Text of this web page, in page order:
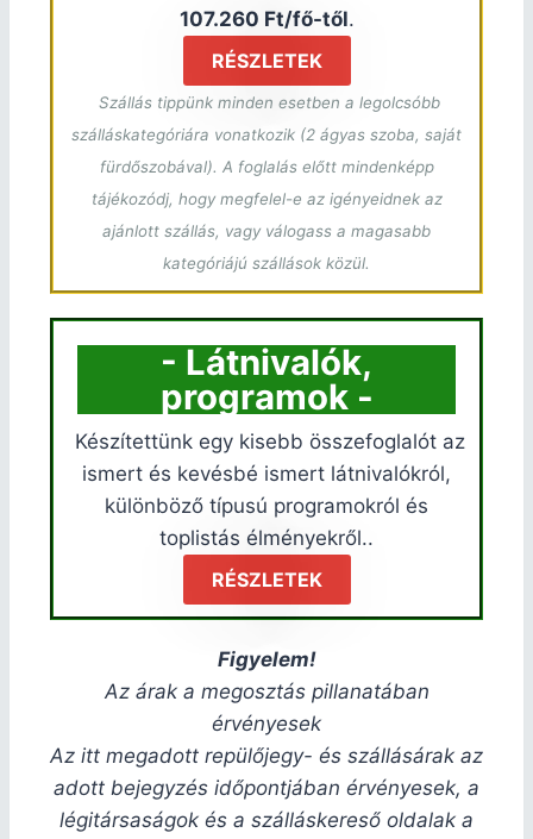
107.260 Ft/fő-től.
RÉSZLETEK
Szállás tippünk minden esetben a legolcsóbb
szálláskategóriára vonatkozik (2 ágyas szoba, saját
fürdőszobával). A foglalás előtt mindenképp
tájékozódj, hogy megfelel-e az igényeidnek az
ajánlott szállás, vagy válogass a magasabb
kategóriájú szállások közül.
- Látnivalók,
programok -
Készítettünk egy kisebb összefoglalót az
ismert és kevésbé ismert látnivalókról,
különböző típusú programokról és
toplistás élményekről..
RÉSZLETEK
Figyelem!
Az árak a megosztás pillanatában
érvényesek
Az itt megadott repülőjegy- és szállásárak az
adott bejegyzés időpontjában érvényesek, a
légitársaságok és a szálláskereső oldalak a